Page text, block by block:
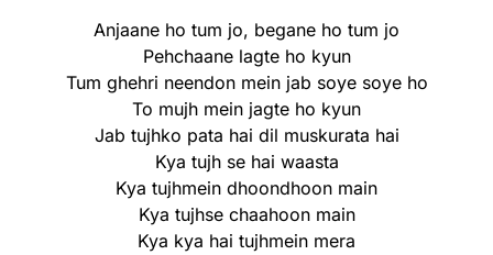
Anjaane ho tum jo, begane ho tum jo
Pehchaane lagte ho kyun
Tum ghehri neendon mein jab soye soye ho
To mujh mein jagte ho kyun
Jab tujhko pata hai dil muskurata hai
Kya tujh se hai waasta
Kya tujhmein dhoondhoon main
Kya tujhse chaahoon main
Kya kya hai tujhmein mera